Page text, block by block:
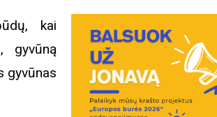
kai
gyvūną
gyvūnas